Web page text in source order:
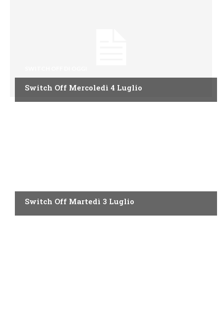
Switch Off Mercoledì 4 Luglio
Switch Off Martedì 3 Luglio